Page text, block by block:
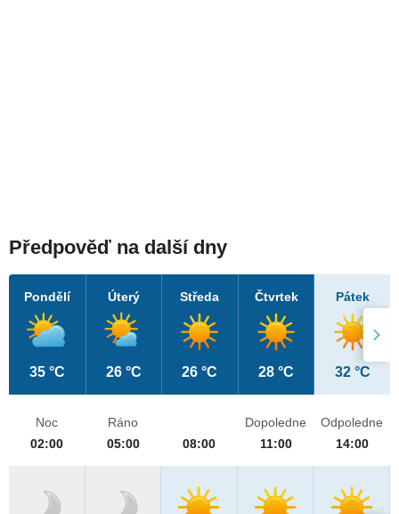
Předpověď na další dny
Pondělí
35 °C
Úterý
26 °C
Středa
26 °C
Čtvrtek
28 °C
Pátek
32 °C
Noc
02:00
Ráno
05:00
08:00
Dopoledne
11:00
Odpoledne
14:00